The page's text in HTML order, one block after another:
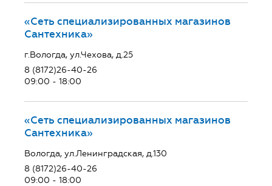
«Сеть специализированных магазинов
Сантехника»
г.Вологда, ул.Чехова, д.25
8 (8172)26-40-26
09:00 - 18:00
«Сеть специализированных магазинов
Сантехника»
Вологда, ул.Ленинградская, д.130
8 (8172)26-40-26
09:00 - 18:00